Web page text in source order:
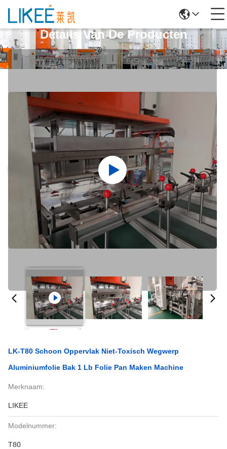
Details Van De Producten
LK-T80 Schoon Oppervlak Niet-Toxisch Wegwerp
Aluminiumfolie Bak 1 Lb Folie Pan Maken Machine
Merknaam:
LIKEE
Modelnummer:
T80